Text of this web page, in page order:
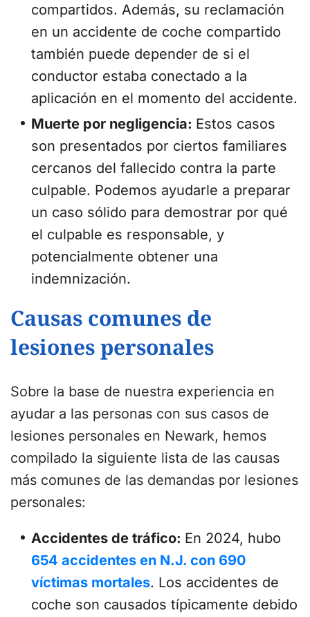
compartidos. Además, su reclamación
en un accidente de coche compartido
también puede depender de si el
conductor estaba conectado a la
aplicación en el momento del accidente.
Muerte por negligencia: Estos casos
son presentados por ciertos familiares
cercanos del fallecido contra la parte
culpable. Podemos ayudarle a preparar
un caso sólido para demostrar por qué
el culpable es responsable, y
potencialmente obtener una
indemnización.
Causas comunes de
lesiones personales
Sobre la base de nuestra experiencia en
ayudar a las personas con sus casos de
lesiones personales en Newark, hemos
compilado la siguiente lista de las causas
más comunes de las demandas por lesiones
personales:
Accidentes de tráfico: En 2024, hubo
654 accidentes en N.J. con 690
víctimas mortales. Los accidentes de
coche son causados típicamente debido